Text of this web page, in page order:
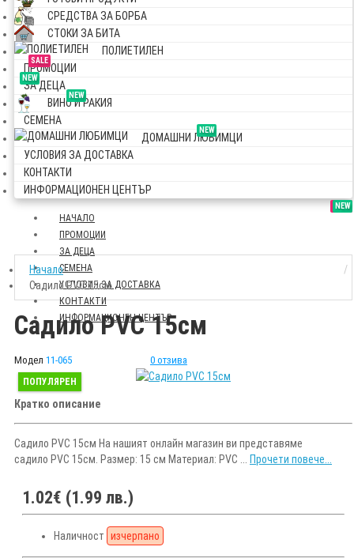
СРЕДСТВА ЗА БОРБА
СТОКИ ЗА БИТА
ПОЛИЕТИЛЕН
SALE
ПРОМОЦИИ
NEW
ЗА ДЕЦА
NEW
ВИНО И РАКИЯ
СЕМЕНА
NEW
ДОМАШНИ ЛЮБИМЦИ
УСЛОВИЯ ЗА ДОСТАВКА
КОНТАКТИ
ИНФОРМАЦИОНЕН ЦЕНТЪР
НАЧАЛО
SALE
ПРОМОЦИИ
NEW
ЗА ДЕЦА
СЕМЕНА
УСЛОВИЯ ЗА ДОСТАВКА
КОНТАКТИ
ИНФОРМАЦИОНЕН ЦЕНТЪР
Начало
Садило PVC 15см
Садило PVC 15см
Модел 11-065 0 отзива
ПОПУЛЯРЕН
Кратко описание
Садило PVC 15см На нашият онлайн магазин ви представяме
садило PVC 15см. Размер: 15 см Материал: PVC ... Прочети повече...
1.02€ (1.99 лв.)
Наличност изчерпано